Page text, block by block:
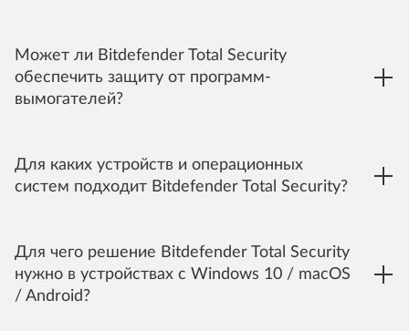
Может ли Bitdefender Total Security
обеспечить защиту от программ-
вымогателей?
Для каких устройств и операционных
систем подходит Bitdefender Total Security?
Для чего решение Bitdefender Total Security
нужно в устройствах с Windows 10 / macOS
/ Android?